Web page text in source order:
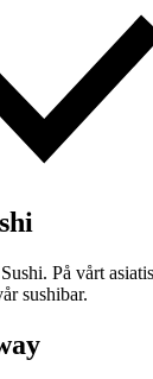
På vårt
sushibar.